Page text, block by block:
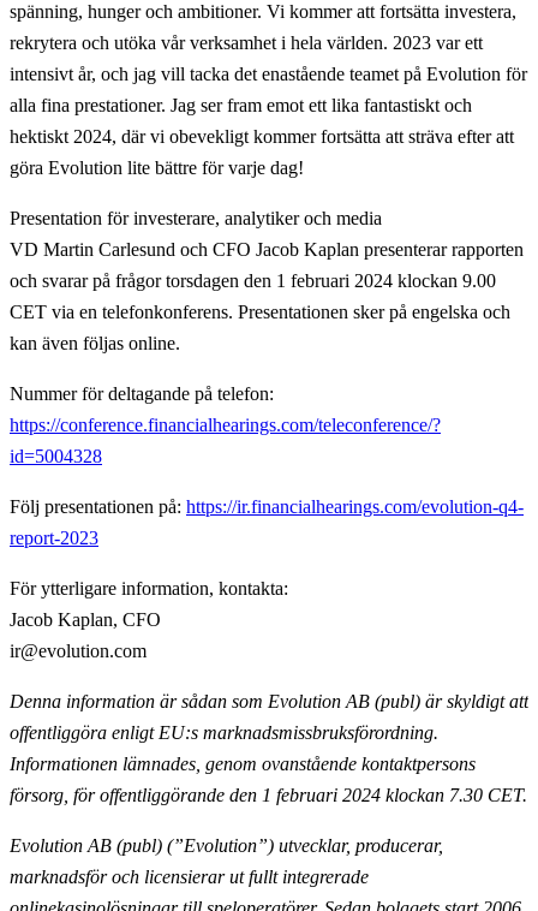
spänning, hunger och ambitioner. Vi kommer att fortsätta investera,
rekrytera och utöka vår verksamhet i hela världen. 2023 var ett
intensivt år, och jag vill tacka det enastående teamet på Evolution för
alla fina prestationer. Jag ser fram emot ett lika fantastiskt och
hektiskt 2024, där vi obevekligt kommer fortsätta att sträva efter att
göra Evolution lite bättre för varje dag!
Presentation för investerare, analytiker och media
VD Martin Carlesund och CFO Jacob Kaplan presenterar rapporten
och svarar på frågor torsdagen den 1 februari 2024 klockan 9.00
CET via en telefonkonferens. Presentationen sker på engelska och
kan även följas online.
Nummer för deltagande på telefon:
https://conference.financialhearings.com/teleconference/?
id=5004328
Följ presentationen på: https://ir.financialhearings.com/evolution-q4-
report-2023
För ytterligare information, kontakta:
Jacob Kaplan, CFO
ir@evolution.com
Denna information är sådan som Evolution AB (publ) är skyldigt att
offentliggöra enligt EU:s marknadsmissbruksförordning.
Informationen lämnades, genom ovanstående kontaktpersons
försorg, för offentliggörande den 1 februari 2024 klockan 7.30 CET.
Evolution AB (publ) (”Evolution”) utvecklar, producerar,
marknadsför och licensierar ut fullt integrerade